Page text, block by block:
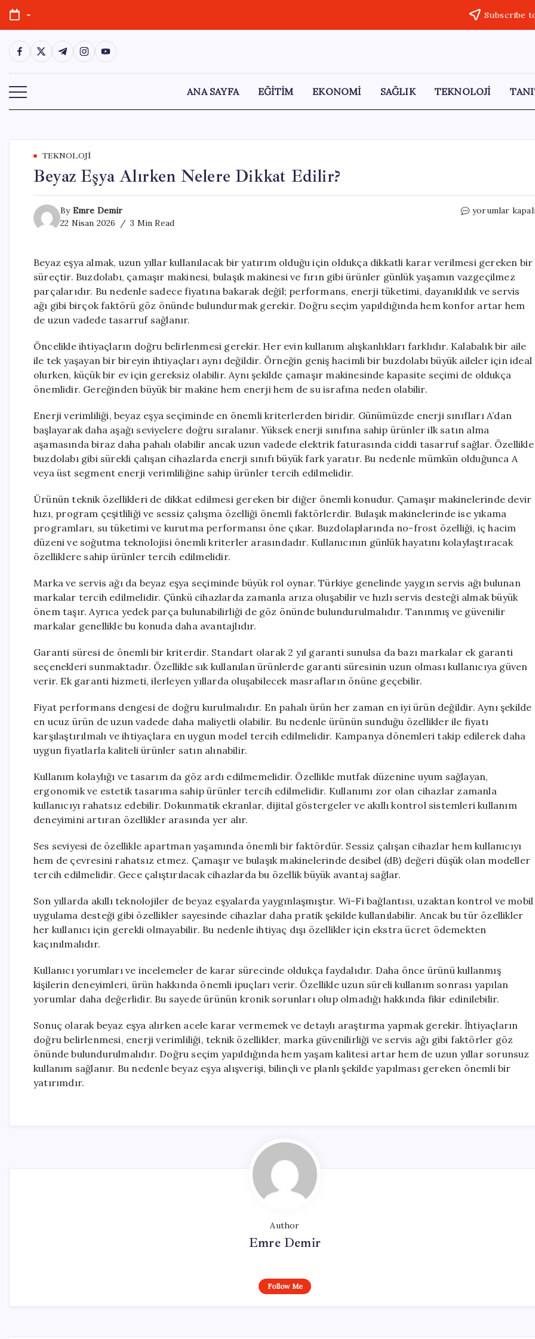
Skip
content
- Subscribe
https://www.facebook.com/
https://twitter.com/
https://t.me/
https://www.instagram.com/
https://youtube.com/
ANA SAYFA EĞİTİM EKONOMİ SAĞLIK TEKNOLOJİ
TEKNOLOJI
Beyaz Eşya Alırken Nelere Dikkat Edilir?
By Emre Demir
22 Nisan 2026
3 Min Read
Beyaz
Dikkat
Edilir?
için
yorumlar
Beyaz eşya almak, uzun yıllar kullanılacak bir yatırım olduğu için oldukça dikkatli karar verilmesi gereken bir
süreçtir. Buzdolabı, çamaşır makinesi, bulaşık makinesi ve fırın gibi ürünler günlük yaşamın vazgeçilmez
parçalarıdır. Bu nedenle sadece fiyatına bakarak değil; performans, enerji tüketimi, dayanıklılık ve servis
ağı gibi birçok faktörü göz önünde bulundurmak gerekir. Doğru seçim yapıldığında hem konfor artar hem
de uzun vadede tasarruf sağlanır.
Öncelikle ihtiyaçların doğru belirlenmesi gerekir. Her evin kullanım alışkanlıkları farklıdır. Kalabalık bir aile
ile tek yaşayan bir bireyin ihtiyaçları aynı değildir. Örneğin geniş hacimli bir buzdolabı büyük aileler için ideal
olurken, küçük bir ev için gereksiz olabilir. Aynı şekilde çamaşır makinesinde kapasite seçimi de oldukça
önemlidir. Gereğinden büyük bir makine hem enerji hem de su israfına neden olabilir.
Enerji verimliliği, beyaz eşya seçiminde en önemli kriterlerden biridir. Günümüzde enerji sınıfları A’dan
başlayarak daha aşağı seviyelere doğru sıralanır. Yüksek enerji sınıfına sahip ürünler ilk satın alma
aşamasında biraz daha pahalı olabilir ancak uzun vadede elektrik faturasında ciddi tasarruf sağlar. Özellikle
buzdolabı gibi sürekli çalışan cihazlarda enerji sınıfı büyük fark yaratır. Bu nedenle mümkün olduğunca A
veya üst segment enerji verimliliğine sahip ürünler tercih edilmelidir.
Ürünün teknik özellikleri de dikkat edilmesi gereken bir diğer önemli konudur. Çamaşır makinelerinde devir
hızı, program çeşitliliği ve sessiz çalışma özelliği önemli faktörlerdir. Bulaşık makinelerinde ise yıkama
programları, su tüketimi ve kurutma performansı öne çıkar. Buzdolaplarında no-frost özelliği, iç hacim
düzeni ve soğutma teknolojisi önemli kriterler arasındadır. Kullanıcının günlük hayatını kolaylaştıracak
özelliklere sahip ürünler tercih edilmelidir.
Marka ve servis ağı da beyaz eşya seçiminde büyük rol oynar. Türkiye genelinde yaygın servis ağı bulunan
markalar tercih edilmelidir. Çünkü cihazlarda zamanla arıza oluşabilir ve hızlı servis desteği almak büyük
önem taşır. Ayrıca yedek parça bulunabilirliği de göz önünde bulundurulmalıdır. Tanınmış ve güvenilir
markalar genellikle bu konuda daha avantajlıdır.
Garanti süresi de önemli bir kriterdir. Standart olarak 2 yıl garanti sunulsa da bazı markalar ek garanti
seçenekleri sunmaktadır. Özellikle sık kullanılan ürünlerde garanti süresinin uzun olması kullanıcıya güven
verir. Ek garanti hizmeti, ilerleyen yıllarda oluşabilecek masrafların önüne geçebilir.
Fiyat performans dengesi de doğru kurulmalıdır. En pahalı ürün her zaman en iyi ürün değildir. Aynı şekilde
en ucuz ürün de uzun vadede daha maliyetli olabilir. Bu nedenle ürünün sunduğu özellikler ile fiyatı
karşılaştırılmalı ve ihtiyaçlara en uygun model tercih edilmelidir. Kampanya dönemleri takip edilerek daha
uygun fiyatlarla kaliteli ürünler satın alınabilir.
Kullanım kolaylığı ve tasarım da göz ardı edilmemelidir. Özellikle mutfak düzenine uyum sağlayan,
ergonomik ve estetik tasarıma sahip ürünler tercih edilmelidir. Kullanımı zor olan cihazlar zamanla
kullanıcıyı rahatsız edebilir. Dokunmatik ekranlar, dijital göstergeler ve akıllı kontrol sistemleri kullanım
deneyimini artıran özellikler arasında yer alır.
Ses seviyesi de özellikle apartman yaşamında önemli bir faktördür. Sessiz çalışan cihazlar hem kullanıcıyı
hem de çevresini rahatsız etmez. Çamaşır ve bulaşık makinelerinde desibel (dB) değeri düşük olan modeller
tercih edilmelidir. Gece çalıştırılacak cihazlarda bu özellik büyük avantaj sağlar.
Son yıllarda akıllı teknolojiler de beyaz eşyalarda yaygınlaşmıştır. Wi-Fi bağlantısı, uzaktan kontrol ve mobil
uygulama desteği gibi özellikler sayesinde cihazlar daha pratik şekilde kullanılabilir. Ancak bu tür özellikler
her kullanıcı için gerekli olmayabilir. Bu nedenle ihtiyaç dışı özellikler için ekstra ücret ödemekten
kaçınılmalıdır.
Kullanıcı yorumları ve incelemeler de karar sürecinde oldukça faydalıdır. Daha önce ürünü kullanmış
kişilerin deneyimleri, ürün hakkında önemli ipuçları verir. Özellikle uzun süreli kullanım sonrası yapılan
yorumlar daha değerlidir. Bu sayede ürünün kronik sorunları olup olmadığı hakkında fikir edinilebilir.
Sonuç olarak beyaz eşya alırken acele karar vermemek ve detaylı araştırma yapmak gerekir. İhtiyaçların
doğru belirlenmesi, enerji verimliliği, teknik özellikler, marka güvenilirliği ve servis ağı gibi faktörler göz
önünde bulundurulmalıdır. Doğru seçim yapıldığında hem yaşam kalitesi artar hem de uzun yıllar sorunsuz
kullanım sağlanır. Bu nedenle beyaz eşya alışverişi, bilinçli ve planlı şekilde yapılması gereken önemli bir
yatırımdır.
Author
Emre Demir
Follow Me